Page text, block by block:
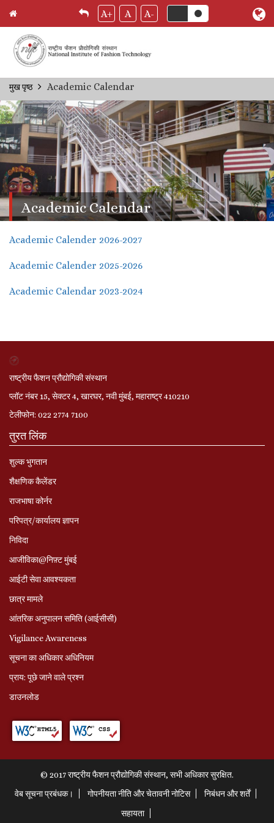
Skip
main
content
A+ A A-
Breadcrumb
मुख पृष्ठ Academic Calendar
Academic Calendar
Academic Calender 2026-2027
Academic Calender 2025-2026
Academic Calendar 2023-2024
राष्ट्रीय फैशन प्रौद्योगिकी संस्थान
प्लॉट नंबर 15, सेक्टर 4, खारघर, नवी मुंबई, महाराष्ट्र 410210
टेलीफोन: 022 2774 7100
तुरत लिंक
शुल्क भुगतान
शैक्षणिक कैलेंडर
राजभाषा कोर्नर
परिपत्र/कार्यालय ज्ञापन
निविदा
आजीविका@निफ़्ट मुंबई
आईटी सेवा आवश्यकता
छात्र मामले
आंतरिक अनुपालन समिति (आईसीसी)
Vigilance Awareness
सूचना का अधिकार अधिनियम
प्राय: पूछे जाने वाले प्रश्‍न
डाउनलोड
© 2017 राष्ट्रीय फैशन प्रौद्योगिकी संस्थान, सभी अधिकार सुरक्षित.
वेब सूचना प्रबंधक।
गोपनीयता नीति और चेतावनी नोटिस
निबंधन और शर्तें
सहायता